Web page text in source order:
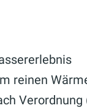
reinen
Verordnung